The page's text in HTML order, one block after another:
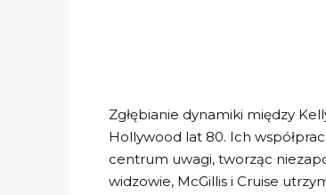
Zgłębianie dynamiki między
Hollywood lat 80. Ich
centrum uwagi, tworząc
widzowie, McGillis i Cruise